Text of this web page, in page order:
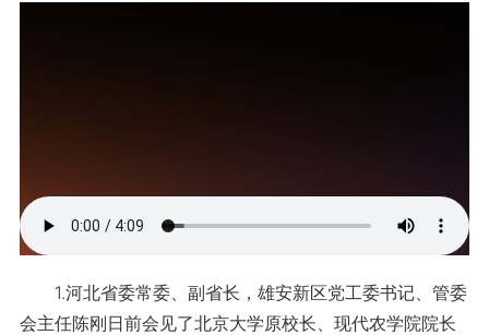
1.河北省委常委、副省长，雄安新区党工委书记、管委
会主任陈刚日前会见了北京大学原校长、现代农学院院长